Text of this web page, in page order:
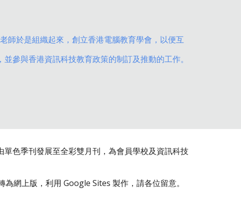
師於是組織起來，創立香港電腦教育學會，以便互
參與香港資訊科技教育政策的制訂及推動的工作。
色季刊發展至全彩雙月刊，為會員學校及資訊科技
網上版，利用 Google Sites 製作，請各位留意。